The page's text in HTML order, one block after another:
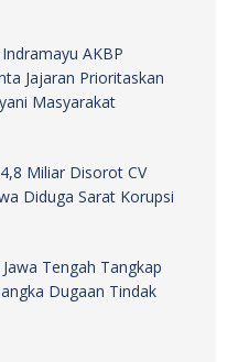
AKBP
Jajaran Prioritaskan
Masyarakat
Miliar Disorot CV
Diduga Sarat Korupsi
Tengah Tangkap
Dugaan Tindak